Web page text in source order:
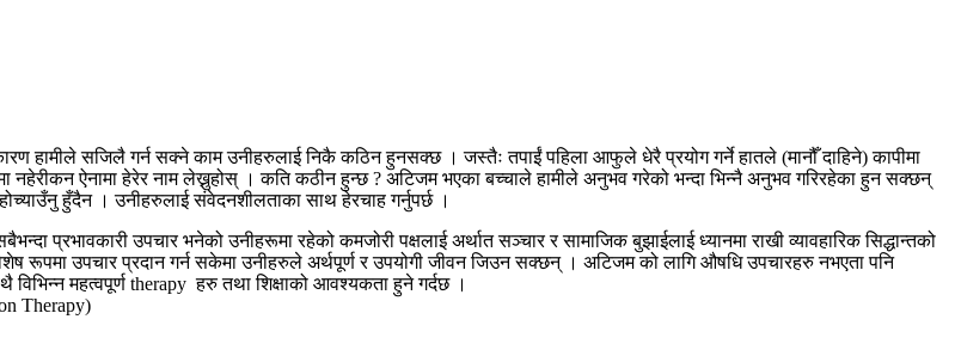
हामीले सजिलै गर्न सक्ने काम उनीहरुलाई निकै कठिन हुनसक्छ । जस्तैः तपाईं पहिला आफुले धेरै प्रयोग गर्ने हातले (मानौँ दाहिने) कापीमा
नहेरीकन ऐनामा हेरेर नाम लेख्नुहोस् । कति कठीन हुन्छ ? अटिजम भएका बच्चाले हामीले अनुभव गरेको भन्दा भिन्नै अनुभव गरिरहेका हुन सक्छन्
हुँदैन । उनीहरुलाई संवेदनशीलताका साथ हेरचाह गर्नुपर्छ ।
प्रभावकारी उपचार भनेको उनीहरूमा रहेको कमजोरी पक्षलाई अर्थात सञ्चार र सामाजिक बुझाईलाई ध्यानमा राखी व्यावहारिक सिद्धान्तको
रूपमा उपचार प्रदान गर्न सकेमा उनीहरुले अर्थपूर्ण र उपयोगी जीवन जिउन सक्छन् । अटिजम को लागि औषधि उपचारहरु नभएता पनि
महत्वपूर्ण therapy हरु तथा शिक्षाको आवश्यकता हुने गर्दछ ।
Therapy)